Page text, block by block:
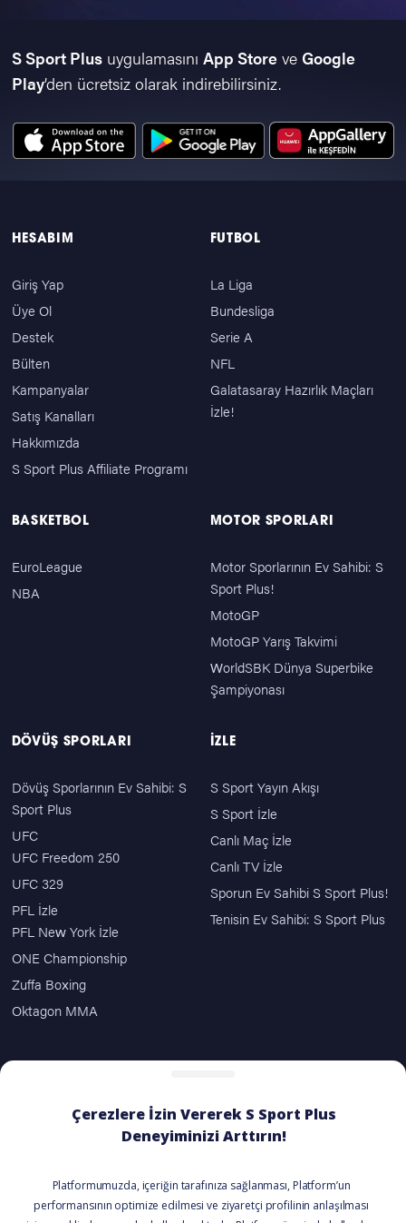
S Sport Plusuygulamasını App Storeve Google
Play’den ücretsiz olarak indirebilirsiniz.
HESABIM
Giriş Yap
Üye Ol
Destek
Bülten
Kampanyalar
Satış Kanalları
Hakkımızda
S Sport Plus Affiliate Programı
FUTBOL
La Liga
Bundesliga
Serie A
NFL
Galatasaray Hazırlık Maçları
İzle!
BASKETBOL
EuroLeague
NBA
MOTOR SPORLARI
Motor Sporlarının Ev Sahibi: S
Sport Plus!
MotoGP
MotoGP Yarış Takvimi
WorldSBK Dünya Superbike
Şampiyonası
DÖVÜŞ SPORLARI
Dövüş Sporlarının Ev Sahibi: S
Sport Plus
UFC
UFC Freedom 250
UFC 329
PFL İzle
PFL New York İzle
ONE Championship
Zuffa Boxing
Oktagon MMA
İZLE
S Sport Yayın Akışı
S Sport İzle
Canlı Maç İzle
Canlı TV İzle
Sporun Ev Sahibi S Sport Plus!
Tenisin Ev Sahibi: S Sport Plus
BİZİ TAKİP EDİN